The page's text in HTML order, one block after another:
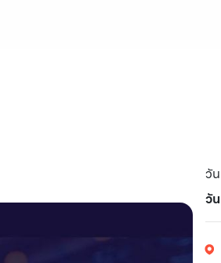
วั
วั